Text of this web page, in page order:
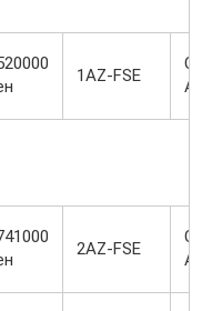
1AZ-FSE
2AZ-FSE